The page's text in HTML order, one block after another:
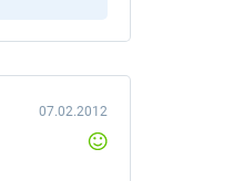
07.02.2012